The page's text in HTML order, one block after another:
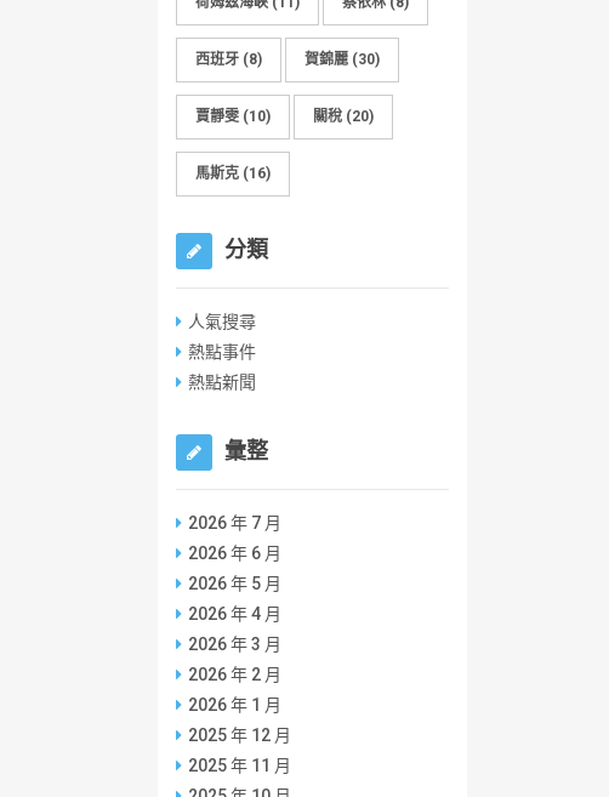
西班牙 (8) 賀錦麗 (30)
賈靜雯 (10) 關稅 (20)
馬斯克 (16)
分類
人氣搜尋
熱點事件
熱點新聞
彙整
2026 年 7 月
2026 年 6 月
2026 年 5 月
2026 年 4 月
2026 年 3 月
2026 年 2 月
2026 年 1 月
2025 年 12 月
2025 年 11 月